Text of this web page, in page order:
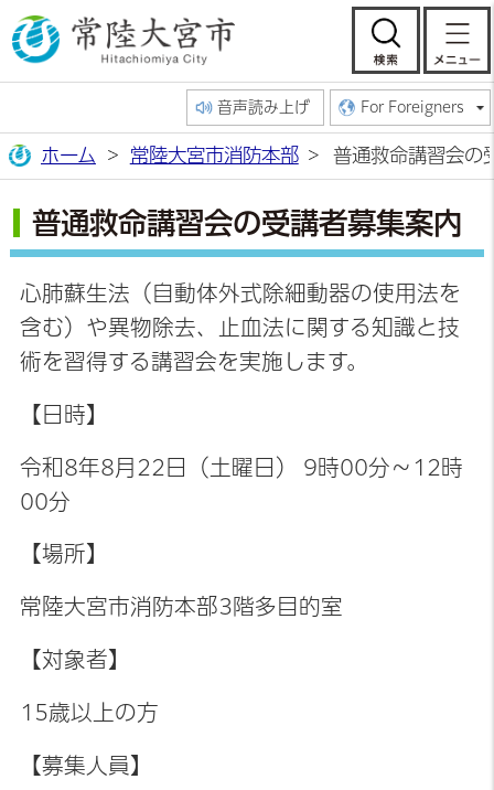
常陸大宮市公
検
音声読み上げ For Foreigners
ホーム 常陸大宮市消防本部 普通救命講習会の
普通救命講習会の受講者募集案内
心肺蘇生法（自動体外式除細動器の使用法を
含む）や異物除去、止血法に関する知識と技
術を習得する講習会を実施します。
【日時】
令和8年8月22日（土曜日） 9時00分～12時
00分
【場所】
常陸大宮市消防本部3階多目的室
【対象者】
15歳以上の方
【募集人員】